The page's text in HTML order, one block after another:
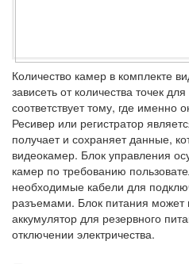
Количество камер в комплекте
зависеть от количества точек
соответствует тому, где именно
Ресивер или регистратор
получает и сохраняет данные,
видеокамер. Блок управления
камер по требованию
необходимые кабели для
разъемами. Блок питания может
аккумулятор для резервного
отключении электричества.